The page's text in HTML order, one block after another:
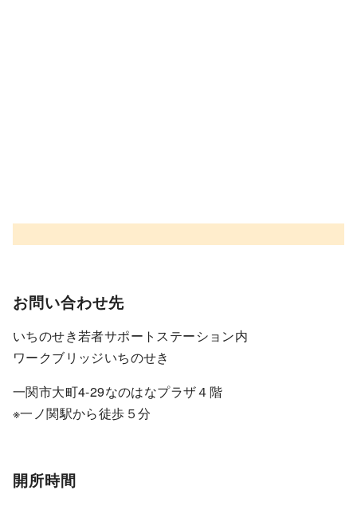
お問い合わせ先
いちのせき若者サポートステーション内
ワークブリッジいちのせき
一関市大町4-29なのはなプラザ４階
※一ノ関駅から徒歩５分
開所時間